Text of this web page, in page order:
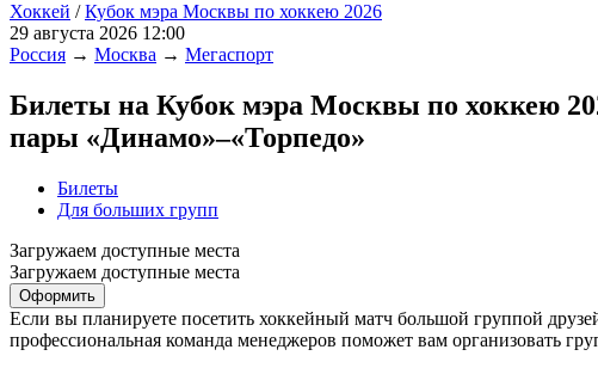
Хоккей /Кубок мэра Москвы по хоккею 2026
29 августа 2026 12:00
Россия → Москва → Мегаспорт
Билеты на Кубок мэра Москвы по хоккею
пары «Динамо»–«Торпедо»
Билеты
Для больших групп
Загружаем доступные места
Загружаем доступные места
Оформить
Если вы планируете посетить хоккейный матч большой группой
профессиональная команда менеджеров поможет вам организовать